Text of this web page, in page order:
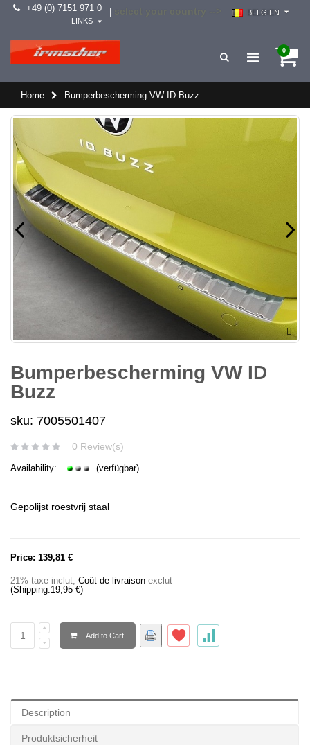
+49 (0) 7151 971 0
BELGIEN
LINKS
0
Home Bumperbescherming VW ID Buzz
Bumperbescherming VW ID
Buzz
sku: 7005501407
0 Review(s)
Availability: (verfügbar)
Gepolijst roestvrij staal
Price: 139,81 €
21% taxe inclut, Coût de livraison exclut
(Shipping:19,95 €)
Add to Cart
Description
Produktsicherheit